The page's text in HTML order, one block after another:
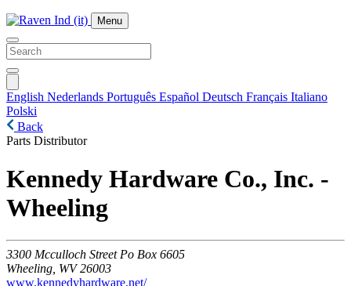
Menu
English Nederlands Português Español Deutsch Français Italiano
Polski
Back
Parts Distributor
Kennedy Hardware Co., Inc. -
Wheeling
3300 Mcculloch Street Po Box 6605
Wheeling, WV 26003
www.kennedyhardware.net/